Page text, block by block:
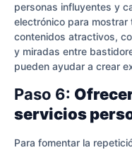
personas influyentes y
electrónico para mostrar
contenidos atractivos,
y miradas entre
pueden ayudar a crear
Paso 6:
servicios
Para fomentar la